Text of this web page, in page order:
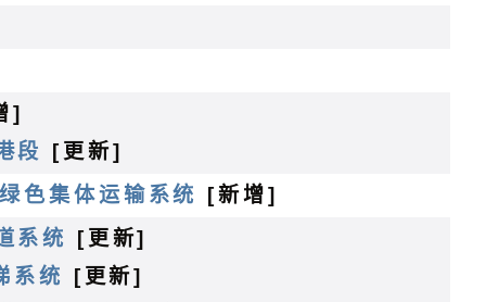
]
段
[更新]
色集体运输系统
[新增]
系统
[更新]
系统
[更新]